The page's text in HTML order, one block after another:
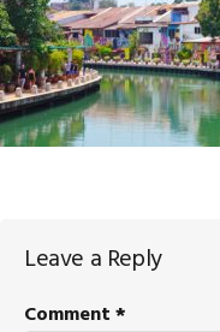
Reader
Interactions
Leave a Reply
Comment*